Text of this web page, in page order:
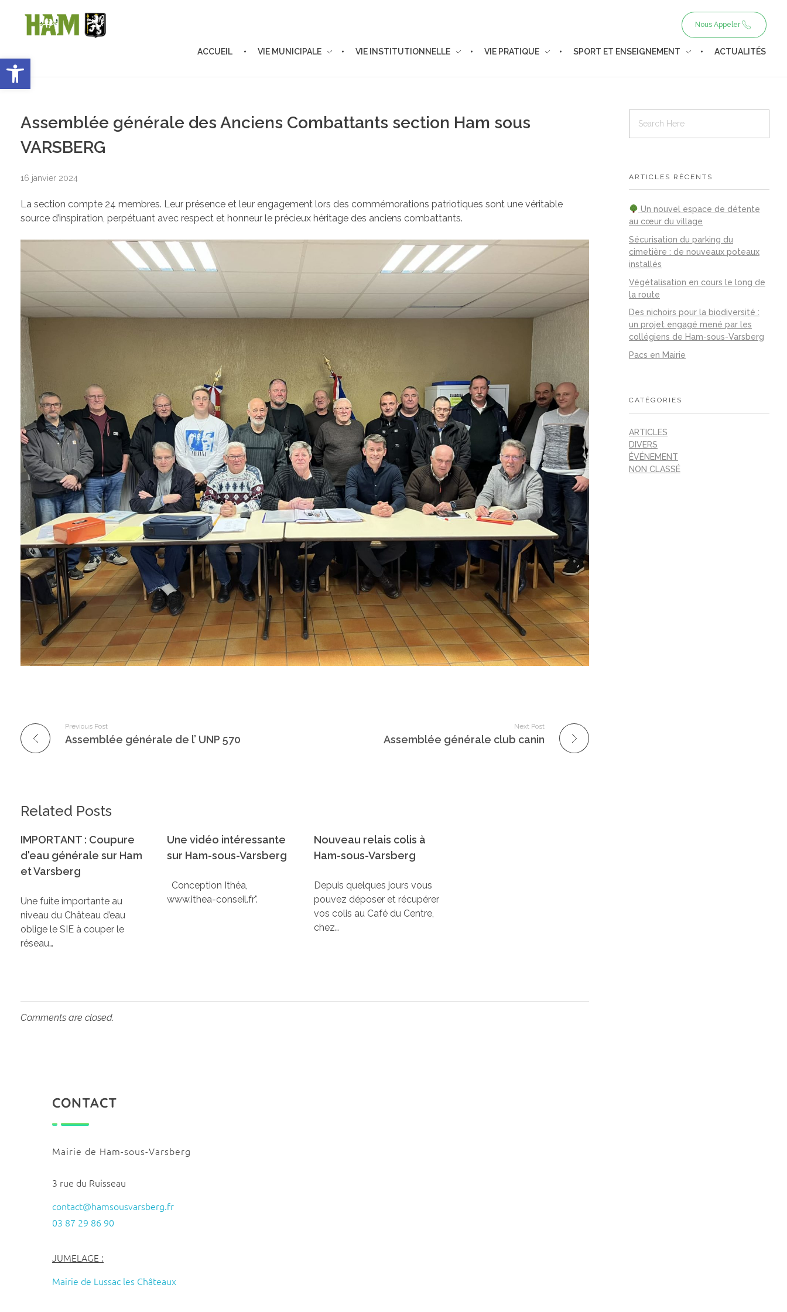
Ouvrir la barre d’outils
Nous Appeler
ACCUEIL VIE MUNICIPALE VIE INSTITUTIONNELLE VIE PRATIQUE SPORT ET ENSEIGNEMENT ACTUALITÉS
Assemblée générale des Anciens Combattants section Ham sous
VARSBERG
16 janvier 2024
La section compte 24 membres. Leur présence et leur engagement lors des commémorations patriotiques sont une véritable
source d’inspiration, perpétuant avec respect et honneur le précieux héritage des anciens combattants.
Previous Post
Assemblée générale de l’ UNP 570
Next Post
Assemblée générale club canin
Related Posts
IMPORTANT : Coupure
d'eau générale sur Ham
et Varsberg
Une fuite importante au
niveau du Château d’eau
oblige le SIE à couper le
réseau…
Une vidéo intéressante
sur Ham-sous-Varsberg
Conception Ithéa,
www.ithea-conseil.fr".
Nouveau relais colis à
Ham-sous-Varsberg
Depuis quelques jours vous
pouvez déposer et récupérer
vos colis au Café du Centre,
chez…
Comments are closed.
ARTICLES RÉCENTS
Un nouvel espace de détente
au cœur du village
Sécurisation du parking du
cimetière : de nouveaux poteaux
installés
Végétalisation en cours le long de
la route
Des nichoirs pour la biodiversité :
un projet engagé mené par les
collégiens de Ham-sous-Varsberg
Pacs en Mairie
CATÉGORIES
ARTICLES
DIVERS
ÉVÉNEMENT
NON CLASSÉ
CONTACT
Mairie de Ham-sous-Varsberg
3 rue du Ruisseau
contact@hamsousvarsberg.fr
03 87 29 86 90
JUMELAGE :
Mairie de Lussac les Châteaux